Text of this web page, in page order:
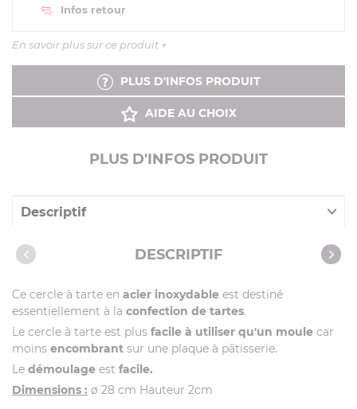
Infos retour
En savoir plus sur ce produit +
PLUS D'INFOS PRODUIT
AIDE AU CHOIX
PLUS D'INFOS PRODUIT
Descriptif
Caractéristiques
DESCRIPTIF
Ce cercle à tarte en acier inoxydable est destiné
essentiellement à la confection de tartes.
Le cercle à tarte est plus facile à utiliser qu'un moule car
moins encombrant sur une plaque à pâtisserie.
Le démoulage est facile.
Dimensions : ø 28 cm Hauteur 2cm